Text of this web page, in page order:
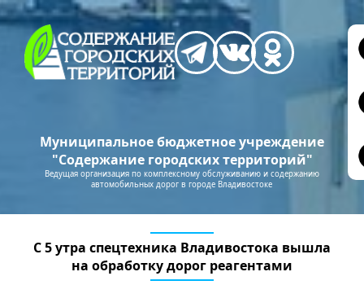
Муниципальное бюджетное учреждение
"Содержание городских территорий"
Ведущая организация по комплексному обслуживанию и содержанию
автомобильных дорог в городе Владивостоке
С 5 утра спецтехника Владивостока вышла
на обработку дорог реагентами